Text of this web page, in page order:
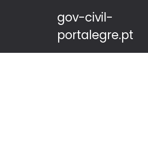
gov-civil-
portalegre.pt